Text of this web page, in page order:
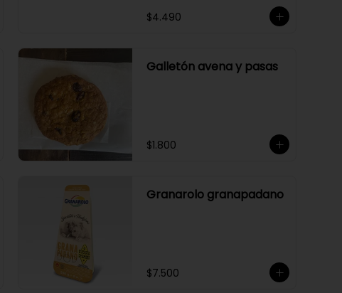
$4.490
Galletón avena y pasas
$1.800
Granarolo granapadano
$7.500